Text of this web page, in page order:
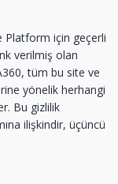
Platform için geçerli
verilmiş olan
tüm bu site ve
yönelik herhangi
Bu gizlilik
ilişkindir, üçüncü